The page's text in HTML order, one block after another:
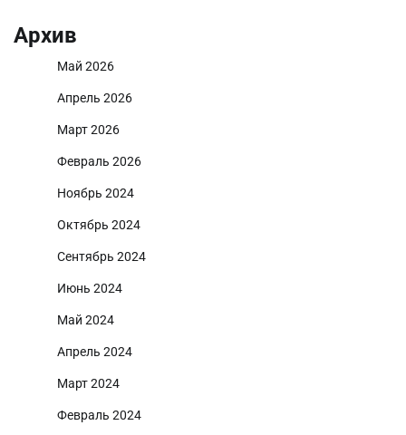
Архив
Май 2026
Апрель 2026
Март 2026
Февраль 2026
Ноябрь 2024
Октябрь 2024
Сентябрь 2024
Июнь 2024
Май 2024
Апрель 2024
Март 2024
Февраль 2024